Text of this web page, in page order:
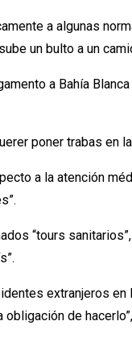
a algunas
un bulto a un
a Bahía
poner trabas en
a la atención
“tours
extranjeros
de